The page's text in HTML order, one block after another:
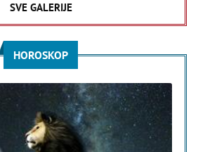
SVE GALERIJE
HOROSKOP